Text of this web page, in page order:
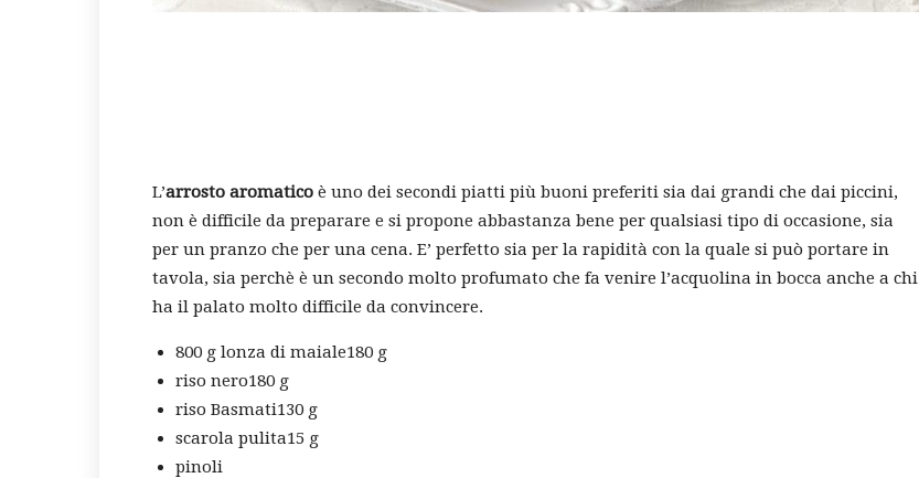
L’arrosto aromatico è uno dei secondi piatti più buoni preferiti sia dai grandi che dai piccini,
non è difficile da preparare e si propone abbastanza bene per qualsiasi tipo di occasione, sia
per un pranzo che per una cena. E’ perfetto sia per la rapidità con la quale si può portare in
tavola, sia perchè è un secondo molto profumato che fa venire l’acquolina in bocca anche a chi
ha il palato molto difficile da convincere.
800 g lonza di maiale180 g
riso nero180 g
riso Basmati130 g
scarola pulita15 g
pinoli